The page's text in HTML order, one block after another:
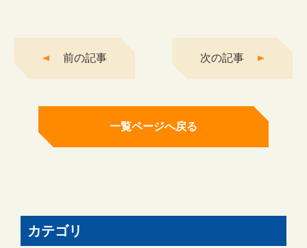
前の記事 次の記事
一覧ページへ戻る
カテゴリ